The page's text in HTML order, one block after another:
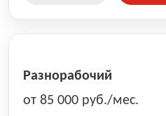
Разнорабочий
от 85 000 руб./мес.